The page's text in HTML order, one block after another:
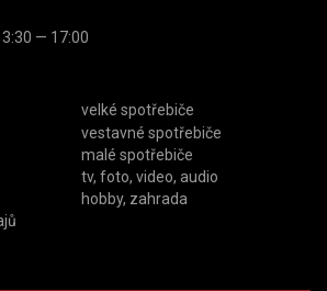
— 17:00
velké spotřebiče
vestavné spotřebiče
malé spotřebiče
tv, foto, video, audio
hobby, zahrada